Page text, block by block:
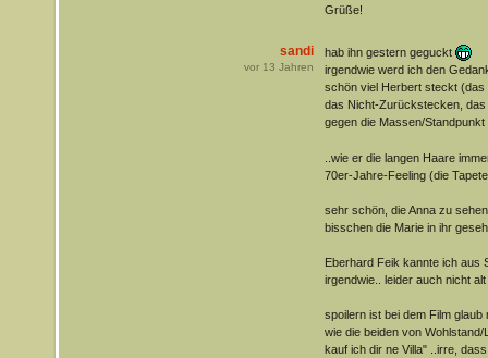
Grüße!
sandi
vor 13 Jahren
hab ihn gestern geguckt
irgendwie werd ich den
schön viel Herbert steckt (das
das Nicht-Zurückstecken,
gegen die Massen/
..wie er die langen Haare
70er-Jahre-Feeling (die
sehr schön, die Anna zu
bisschen die Marie in ihr
Eberhard Feik kannte ich aus
irgendwie.. leider auch nicht
spoilern ist bei dem Film glaub
wie die beiden von
kauf ich dir ne Villa" ..irre,